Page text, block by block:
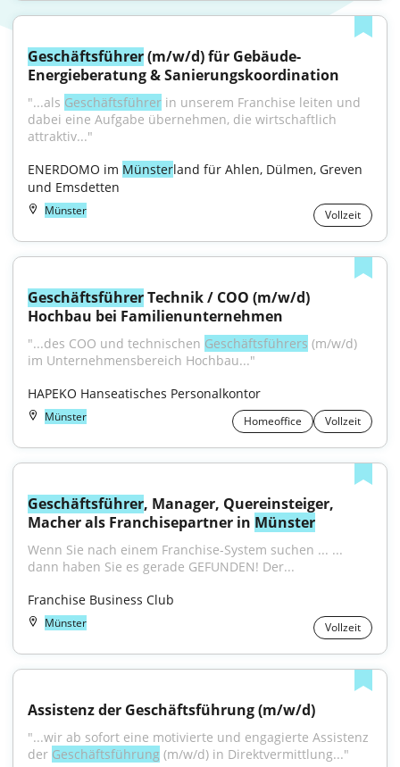
Geschäftsführer (m/w/d) für Gebäude-
Energieberatung & Sanierungskoordination
"...als Geschäftsführer in unserem Franchise leiten und
dabei eine Aufgabe übernehmen, die wirtschaftlich
attraktiv..."
ENERDOMO im Münsterland für Ahlen, Dülmen, Greven
und Emsdetten
Münster Vollzeit
Geschäftsführer Technik / COO (m/w/d)
Hochbau bei Familienunternehmen
"...des COO und technischen Geschäftsführers (m/w/d)
im Unternehmensbereich Hochbau..."
HAPEKO Hanseatisches Personalkontor
Münster Homeoffice Vollzeit
Geschäftsführer, Manager, Quereinsteiger,
Macher als Franchisepartner in Münster
Wenn Sie nach einem Franchise-System suchen ... ...
dann haben Sie es gerade GEFUNDEN! Der...
Franchise Business Club
Münster Vollzeit
Assistenz der Geschäftsführung (m/w/d)
"...wir ab sofort eine motivierte und engagierte Assistenz
der Geschäftsführung (m/w/d) in Direktvermittlung..."